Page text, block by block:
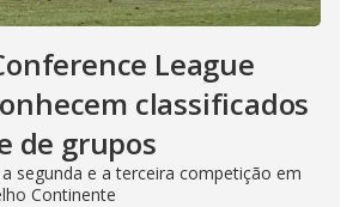
League
classificados
de grupos
segunda e a terceira competição em
Continente